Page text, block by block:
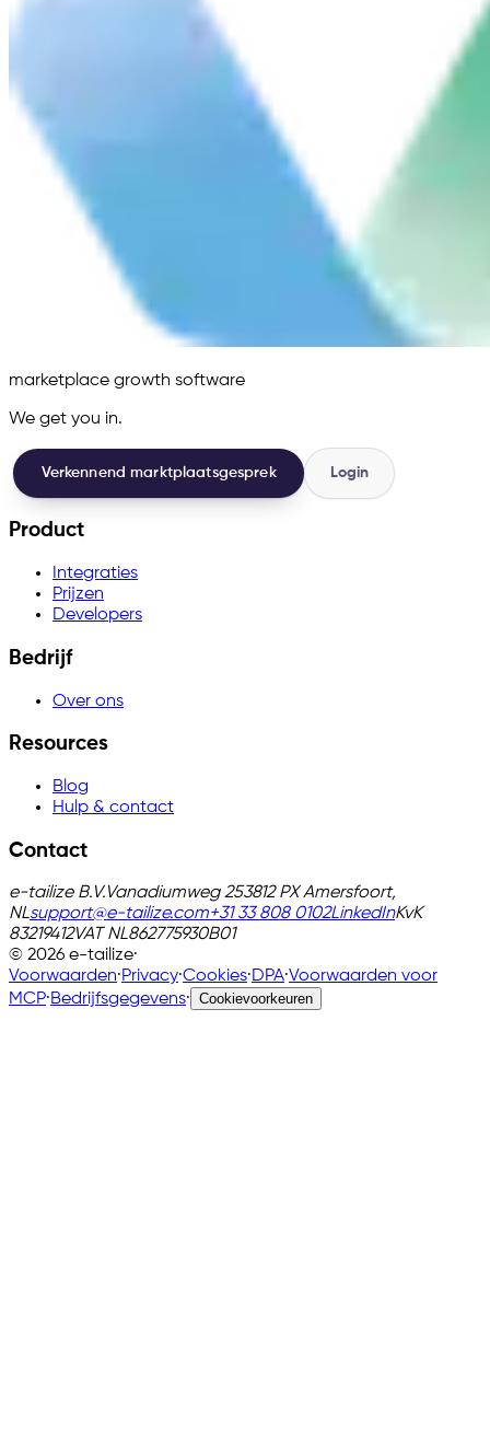
marketplace growth software
We get you in.
Verkennend marktplaatsgesprek Login
Product
Integraties
Prijzen
Developers
Bedrijf
Over ons
Resources
Blog
Hulp & contact
Contact
e-tailize B.V.Vanadiumweg 253812 PX Amersfoort,
NLsupport@e-tailize.com+31 33 808 0102LinkedInKvK
83219412VAT NL862775930B01
© 2026 e-tailize·
Voorwaarden·Privacy·Cookies·DPA·Voorwaarden voor
MCP·Bedrijfsgegevens· Cookievoorkeuren